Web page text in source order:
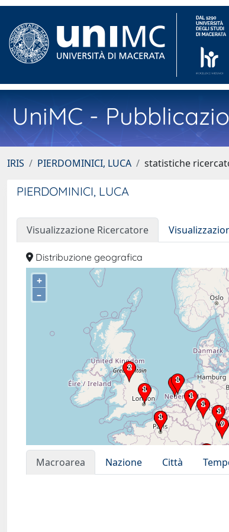
UniMC -
IRIS PIERDOMINICI, LUCA statistiche
PIERDOMINICI, LUCA
Visualizzazione Ricercatore
Distribuzione geografica
+
–
Macroarea Nazione Città